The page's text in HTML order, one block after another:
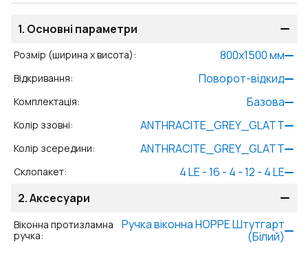
1. Основні параметри
Розмір (ширина x висота): 800x1500мм
Відкривання: Поворот-відкид
Комплектація: Базова
Колір ззовні: ANTHRACITE_GREY_GLATT
Колір зсередини: ANTHRACITE_GREY_GLATT
Склопакет:
4 LE - 16 - 4 - 12 - 4 LE
2.Аксесуари
Віконна протизламна
ручка:
Ручка віконна HOPPE Штутгарт
(Білий)